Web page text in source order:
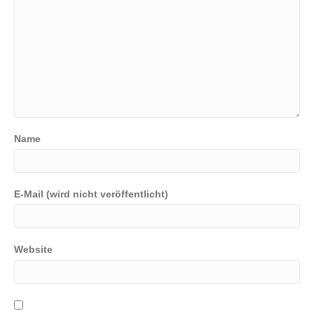
Name
E-Mail (wird nicht veröffentlicht)
Website